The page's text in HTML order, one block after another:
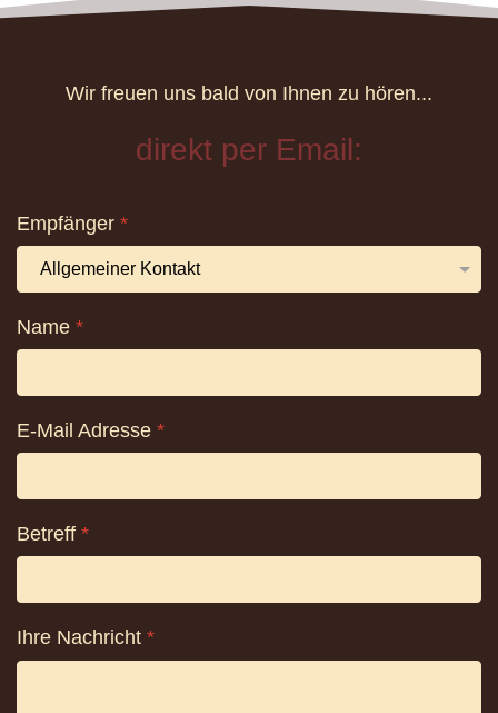
Wir freuen uns bald von Ihnen zu hören...
direkt per Email:
Empfänger *
Name *
E-Mail Adresse *
Betreff *
Ihre Nachricht *